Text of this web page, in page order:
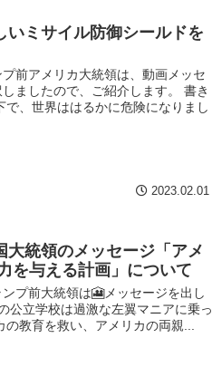
いミサイル防御シールドを
前アメリカ大統領は、動画メッセ
ましたので、ご紹介します。 書き
、世界ははるかに危険になりまし
2023.02.01
大統領のメッセージ「アメ
を与える計画」について
プ前大統領は🎦メッセージを出し
公立学校は過激な左翼マニアに乗っ
教育を救い、アメリカの両親...